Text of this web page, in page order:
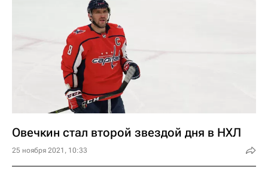
Овечкин стал второй звездой дня в НХЛ
25 ноября 2021, 10:33